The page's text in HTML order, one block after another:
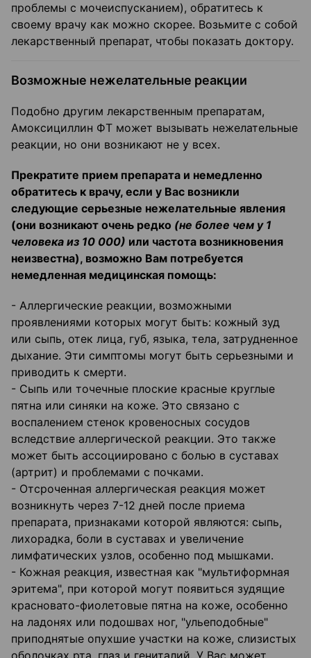
проблемы с мочеиспусканием), обратитесь к
своему врачу как можно скорее. Возьмите с собой
лекарственный препарат, чтобы показать доктору.
Возможные нежелательные реакции
Подобно другим лекарственным препаратам,
Амоксициллин ФТ может вызывать нежелательные
реакции, но они возникают не у всех.
Прекратите прием препарата и немедленно
обратитесь к врачу, если у Вас возникли
следующие серьезные нежелательные явления
(они возникают очень редко (не более чем у 1
человека из 10 000) или частота возникновения
неизвестна), возможно Вам потребуется
немедленная медицинская помощь:
- Аллергические реакции, возможными
проявлениями которых могут быть: кожный зуд
или сыпь, отек лица, губ, языка, тела, затрудненное
дыхание. Эти симптомы могут быть серьезными и
приводить к смерти.
- Сыпь или точечные плоские красные круглые
пятна или синяки на коже. Это связано с
воспалением стенок кровеносных сосудов
вследствие аллергической реакции. Это также
может быть ассоциировано с болью в суставах
(артрит) и проблемами с почками.
- Отсроченная аллергическая реакция может
возникнуть через 7-12 дней после приема
препарата, признаками которой являются: сыпь,
лихорадка, боли в суставах и увеличение
лимфатических узлов, особенно под мышками.
- Кожная реакция, известная как "мультиформная
эритема", при которой могут появиться зудящие
красновато-фиолетовые пятна на коже, особенно
на ладонях или подошвах ног, "ульеподобные"
приподнятые опухшие участки на коже, слизистых